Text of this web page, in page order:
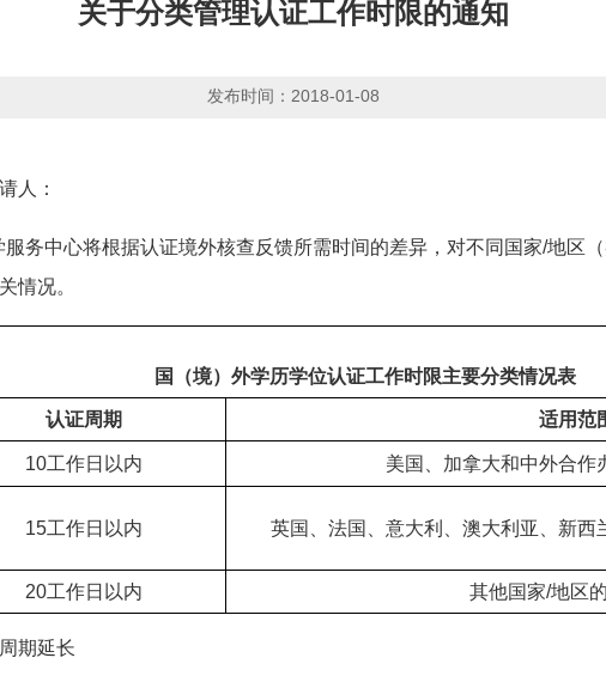
关于分类管理认证工作时限的通知
发布时间：2018-01-08
人：
务中心将根据认证境外核查反馈所需时间的差异，对不同国家/地区
情况。
国（境）外学历学位认证工作时限主要分类情况表
认证周期 适用范
10工作日以内 美国、加拿大和中外合作
15工作日以内 英国、法国、意大利、澳大利亚、新
20工作日以内 其他国家/地区
期延长